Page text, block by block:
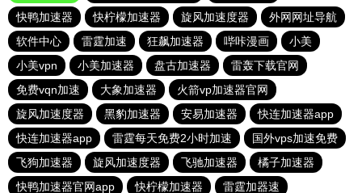
快鸭加速器
快柠檬加速器 旋风加速度器
外网网址导航
软件中心
雷霆加速 狂飙加速器 哔咔漫画
小美
小美vpn
小美加速器 盘古加速器
雷轰下载官网
免费vqn加速
大象加速器
火箭vp加速器官网
旋风加速度器
黑豹加速器 安易加速器
快连加速器app
快连加速器app
雷霆每天免费2小时加速
国外vps加速免费
飞狗加速器
旋风加速度器 飞驰加速器
橘子加速器
快鸭加速器官网app
快柠檬加速器 雷霆加器速